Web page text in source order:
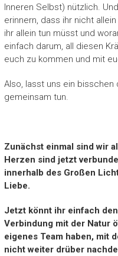
Inneren Selbst) nützlich.
erinnern, dass ihr nicht
ihr allein tun müsst und
einfach darum, all diesen
euch zu kommen und mit
Also, lasst uns ein bisschen
gemeinsam tun.
Zunächst einmal sind wir
Herzen sind jetzt
innerhalb des Großen
Liebe.
Jetzt könnt ihr einfach
Verbindung mit der Natur
eigenes Team haben, mit
nicht weiter drüber